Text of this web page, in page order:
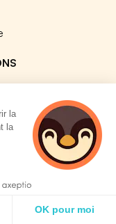
connectés
la
la
OK pour moi